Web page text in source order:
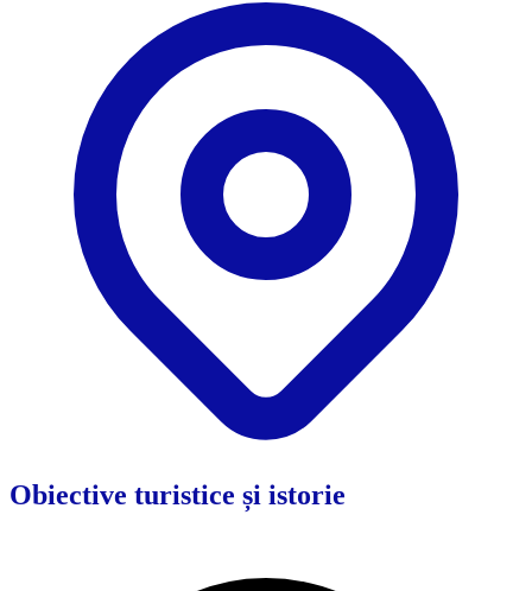
Obiective turistice și istorie